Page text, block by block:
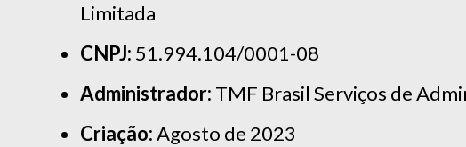
Limitada
CNPJ: 51.994.104/0001-08
Administrador: TMF Brasil Serviços de
Criação:Agosto de 2023